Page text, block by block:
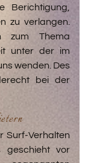
Berichtigung,
zu verlangen.
zum Thema
unter der im
wenden. Des
bei der
Surf-Verhalten
geschieht vor